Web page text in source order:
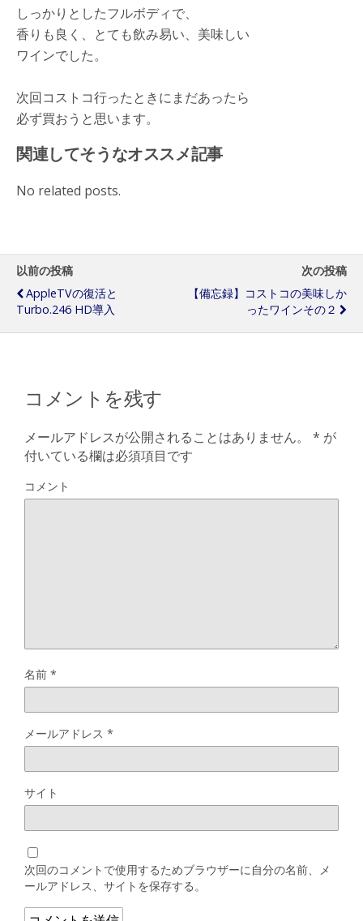
しっかりとしたフルボディで、
香りも良く、とても飲み易い、美味しい
ワインでした。
次回コストコ行ったときにまだあったら
必ず買おうと思います。
関連してそうなオススメ記事
No related posts.
以前の投稿
AppleTVの復活と
Turbo.246 HD導入
次の投稿
【備忘録】コストコの美味しか
ったワインその２
コメントを残す
メールアドレスが公開されることはありません。 * が
付いている欄は必須項目です
コメント
名前 *
メールアドレス *
サイト
次回のコメントで使用するためブラウザーに自分の名前、メ
ールアドレス、サイトを保存する。